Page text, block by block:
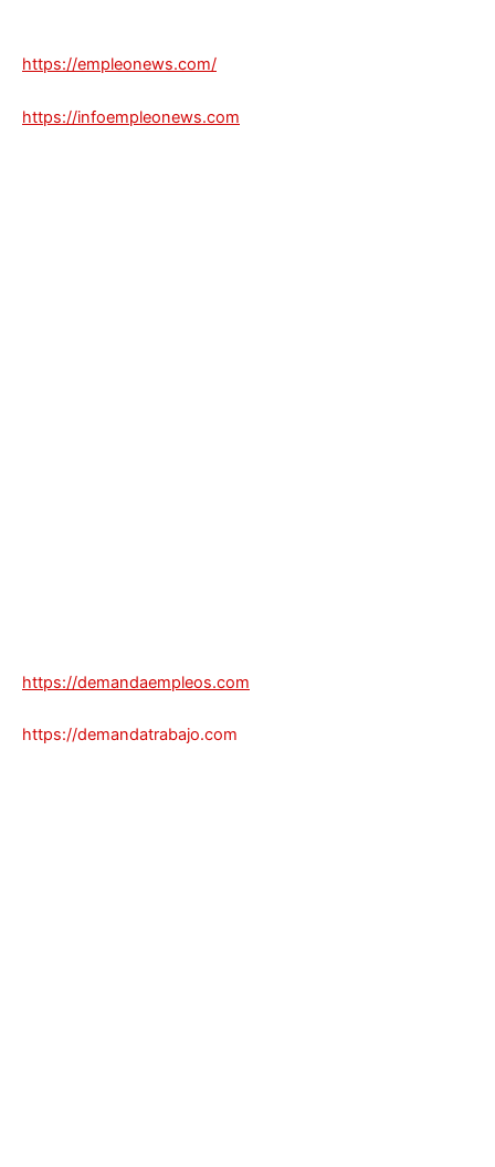
https://empleonews.com/
https://infoempleonews.com
https://demandaempleos.com
https://demandatrabajo.com